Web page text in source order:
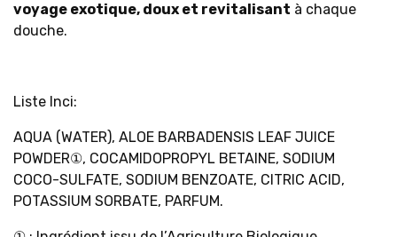
voyage exotique, doux et revitalisant à chaque
douche.
Liste Inci:
AQUA (WATER), ALOE BARBADENSIS LEAF JUICE
POWDER①, COCAMIDOPROPYL BETAINE, SODIUM
COCO-SULFATE, SODIUM BENZOATE, CITRIC ACID,
POTASSIUM SORBATE, PARFUM.